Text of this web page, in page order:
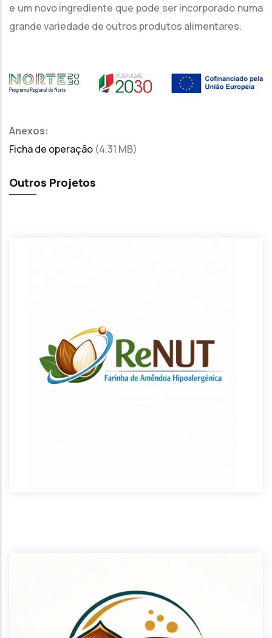
e um novo ingrediente que pode ser incorporado numa
grande variedade de outros produtos alimentares.
Anexos:
Ficha de operação (4.31 MB)
Outros Projetos